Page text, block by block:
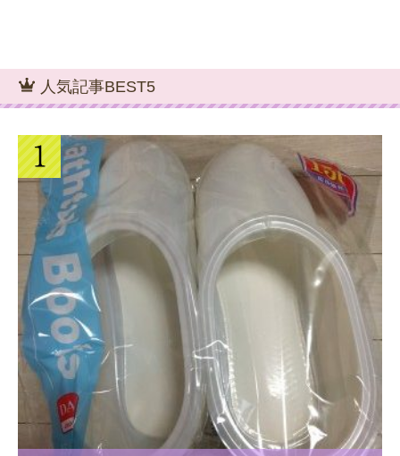
人気記事BEST5